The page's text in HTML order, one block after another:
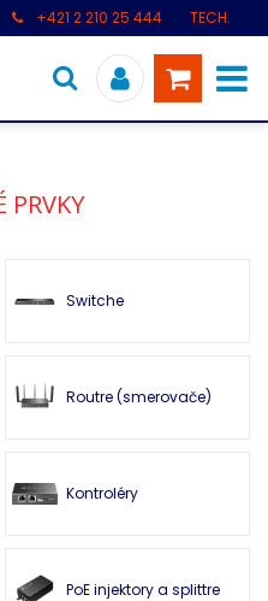
+421 2 210 25 444
TECH.
PRVKY
Switche
Routre (smerovače)
Kontroléry
PoE injektory a splittre